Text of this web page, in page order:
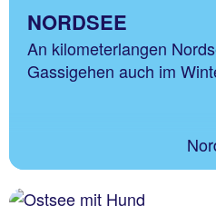
NORDSEE
An kilometerlangen
Gassigehen auch im